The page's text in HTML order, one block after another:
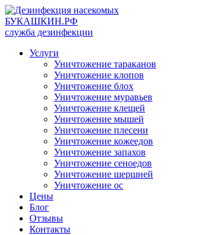
БУКАШКИН.РФ
служба дезинфекции
Услуги
Уничтожение тараканов
Уничтожение клопов
Уничтожение блох
Уничтожение муравьев
Уничтожение клещей
Уничтожение мышей
Уничтожение плесени
Уничтожение кожеедов
Уничтожение запахов
Уничтожение сеноедов
Уничтожение шершней
Уничтожение ос
Цены
Блог
Отзывы
Контакты